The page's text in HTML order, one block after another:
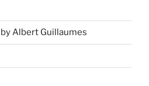
Albert Guillaumes